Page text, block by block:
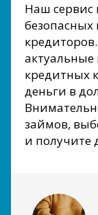
Наш сервис
кредитных
деньги в
займов,
и получите